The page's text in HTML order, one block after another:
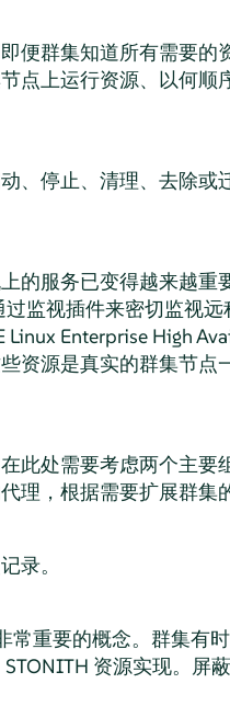
便群集知道所有需要的
点上运行资源、以何顺
、停止、清理、去除或
服务已变得越来越重
监视插件来密切监视
Linux Enterprise High
资源是真实的群集节点
此处需要考虑两个主要
理，根据需要扩展群集
录。
常重要的概念。群集有
资源实现。屏